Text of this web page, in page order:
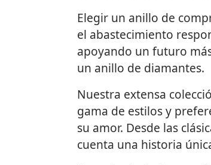
Elegir un anillo de
el abastecimiento
apoyando un futuro
un anillo de diamantes.
Nuestra extensa
gama de estilos y
su amor. Desde las
cuenta una historia